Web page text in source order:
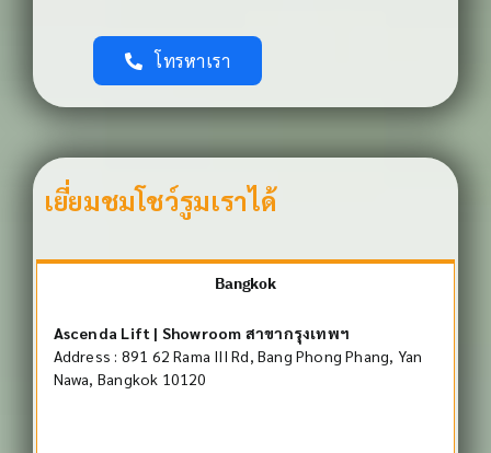
โทรหาเรา
เยี่ยมชมโชว์รูมเราได้
Bangkok
Ascenda Lift | Showroom สาขากรุงเทพฯ
Address : 891 62 Rama III Rd, Bang Phong Phang, Yan
Nawa, Bangkok 10120